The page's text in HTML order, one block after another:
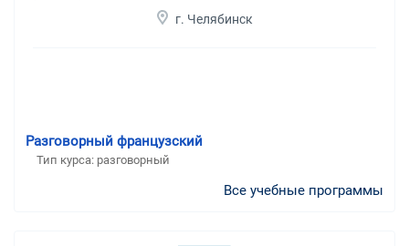
г. Челябинск
Разговорный французский
Тип курса: разговорный
Все учебные программы